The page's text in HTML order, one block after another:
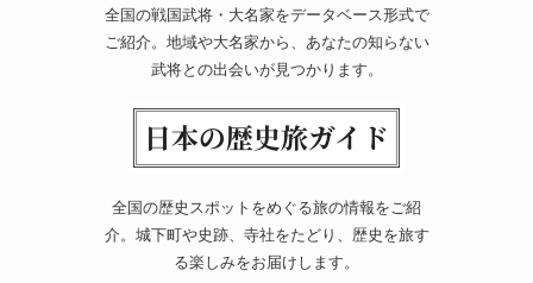
全国の戦国武将・大名家をデータベース形式で
ご紹介。地域や大名家から、あなたの知らない
武将との出会いが見つかります。
全国の歴史スポットをめぐる旅の情報をご紹
介。城下町や史跡、寺社をたどり、歴史を旅す
る楽しみをお届けします。